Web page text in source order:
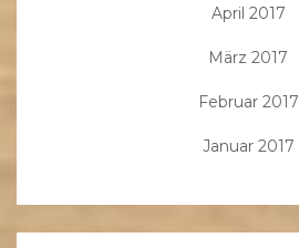
April 2017
März 2017
Februar 2017
Januar 2017